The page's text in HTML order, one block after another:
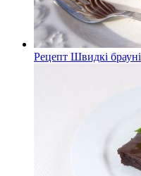
Рецепт Швидкі брауні